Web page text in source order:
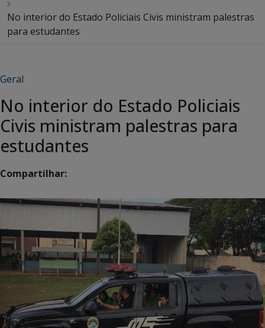
No interior do Estado Policiais Civis ministram palestras
para estudantes
Geral
No interior do Estado Policiais
Civis ministram palestras para
estudantes
Compartilhar: